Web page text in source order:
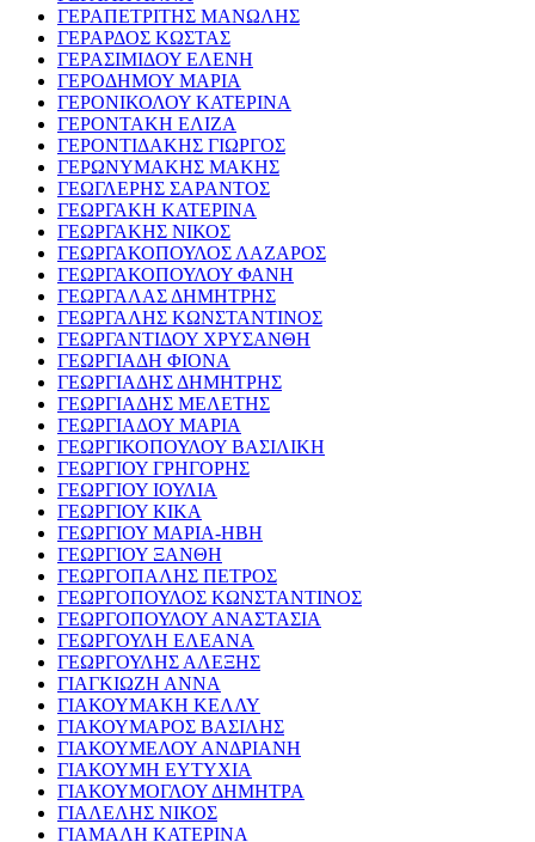
ΓΕΡΑΠΕΤΡΙΤΗΣ ΜΑΝΩΛΗΣ
ΓΕΡΑΡΔΟΣ ΚΩΣΤΑΣ
ΓΕΡΑΣΙΜΙΔΟΥ ΕΛΕΝΗ
ΓΕΡΟΔΗΜΟΥ ΜΑΡΙΑ
ΓΕΡΟΝΙΚΟΛΟΥ ΚΑΤΕΡΙΝΑ
ΓΕΡΟΝΤΑΚΗ ΕΛΙΖΑ
ΓΕΡΟΝΤΙΔΑΚΗΣ ΓΙΩΡΓΟΣ
ΓΕΡΩΝΥΜΑΚΗΣ ΜΑΚΗΣ
ΓΕΩΓΛΕΡΗΣ ΣΑΡΑΝΤΟΣ
ΓΕΩΡΓΑΚΗ ΚΑΤΕΡΙΝΑ
ΓΕΩΡΓΑΚΗΣ ΝΙΚΟΣ
ΓΕΩΡΓΑΚΟΠΟΥΛΟΣ ΛΑΖΑΡΟΣ
ΓΕΩΡΓΑΚΟΠΟΥΛΟΥ ΦΑΝΗ
ΓΕΩΡΓΑΛΑΣ ΔΗΜΗΤΡΗΣ
ΓΕΩΡΓΑΛΗΣ ΚΩΝΣΤΑΝΤΙΝΟΣ
ΓΕΩΡΓΑΝΤΙΔΟΥ ΧΡΥΣΑΝΘΗ
ΓΕΩΡΓΙΑΔΗ ΦΙΟΝΑ
ΓΕΩΡΓΙΑΔΗΣ ΔΗΜΗΤΡΗΣ
ΓΕΩΡΓΙΑΔΗΣ ΜΕΛΕΤΗΣ
ΓΕΩΡΓΙΑΔΟΥ ΜΑΡΙΑ
ΓΕΩΡΓΙΚΟΠΟΥΛΟΥ ΒΑΣΙΛΙΚΗ
ΓΕΩΡΓΙΟΥ ΓΡΗΓΟΡΗΣ
ΓΕΩΡΓΙΟΥ ΙΟΥΛΙΑ
ΓΕΩΡΓΙΟΥ ΚΙΚΑ
ΓΕΩΡΓΙΟΥ ΜΑΡΙΑ-ΗΒΗ
ΓΕΩΡΓΙΟΥ ΞΑΝΘΗ
ΓΕΩΡΓΟΠΑΛΗΣ ΠΕΤΡΟΣ
ΓΕΩΡΓΟΠΟΥΛΟΣ ΚΩΝΣΤΑΝΤΙΝΟΣ
ΓΕΩΡΓΟΠΟΥΛΟΥ ΑΝΑΣΤΑΣΙΑ
ΓΕΩΡΓΟΥΛΗ ΕΛΕΑΝΑ
ΓΕΩΡΓΟΥΛΗΣ ΑΛΕΞΗΣ
ΓΙΑΓΚΙΩΖΗ ΑΝΝΑ
ΓΙΑΚΟΥΜΑΚΗ ΚΕΛΛΥ
ΓΙΑΚΟΥΜΑΡΟΣ ΒΑΣΙΛΗΣ
ΓΙΑΚΟΥΜΕΛΟΥ ΑΝΔΡΙΑΝΗ
ΓΙΑΚΟΥΜΗ ΕΥΤΥΧΙΑ
ΓΙΑΚΟΥΜΟΓΛΟΥ ΔΗΜΗΤΡΑ
ΓΙΑΛΕΛΗΣ ΝΙΚΟΣ
ΓΙΑΜΑΛΗ ΚΑΤΕΡΙΝΑ